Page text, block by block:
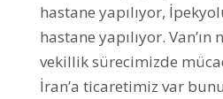
hastane yapılıyor,
hastane yapılıyor. Van’ın
vekillik sürecimizde
İran’a ticaretimiz var